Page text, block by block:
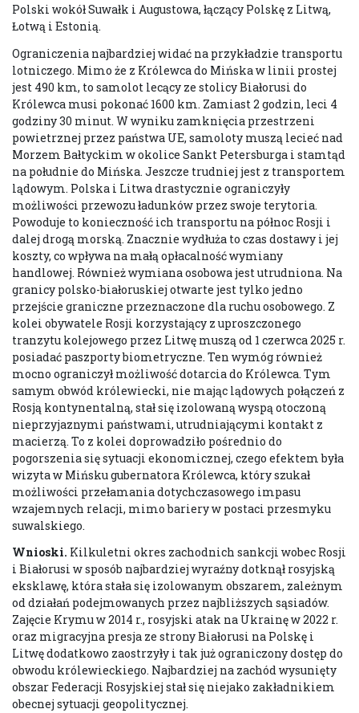
Polski wokół Suwałk i Augustowa, łączący Polskę z Litwą,
Łotwą i Estonią.
Ograniczenia najbardziej widać na przykładzie transportu
lotniczego. Mimo że z Królewca do Mińska w linii prostej
jest 490 km, to samolot lecący ze stolicy Białorusi do
Królewca musi pokonać 1600 km. Zamiast 2 godzin, leci 4
godziny 30 minut. W wyniku zamknięcia przestrzeni
powietrznej przez państwa UE, samoloty muszą lecieć nad
Morzem Bałtyckim w okolice Sankt Petersburga i stamtąd
na południe do Mińska. Jeszcze trudniej jest z transportem
lądowym. Polska i Litwa drastycznie ograniczyły
możliwości przewozu ładunków przez swoje terytoria.
Powoduje to konieczność ich transportu na północ Rosji i
dalej drogą morską. Znacznie wydłuża to czas dostawy i jej
koszty, co wpływa na małą opłacalność wymiany
handlowej. Również wymiana osobowa jest utrudniona. Na
granicy polsko-białoruskiej otwarte jest tylko jedno
przejście graniczne przeznaczone dla ruchu osobowego. Z
kolei obywatele Rosji korzystający z uproszczonego
tranzytu kolejowego przez Litwę muszą od 1 czerwca 2025 r.
posiadać paszporty biometryczne. Ten wymóg również
mocno ograniczył możliwość dotarcia do Królewca. Tym
samym obwód królewiecki, nie mając lądowych połączeń z
Rosją kontynentalną, stał się izolowaną wyspą otoczoną
nieprzyjaznymi państwami, utrudniającymi kontakt z
macierzą. To z kolei doprowadziło pośrednio do
pogorszenia się sytuacji ekonomicznej, czego efektem była
wizyta w Mińsku gubernatora Królewca, który szukał
możliwości przełamania dotychczasowego impasu
wzajemnych relacji, mimo bariery w postaci przesmyku
suwalskiego.
Wnioski. Kilkuletni okres zachodnich sankcji wobec Rosji
i Białorusi w sposób najbardziej wyraźny dotknął rosyjską
eksklawę, która stała się izolowanym obszarem, zależnym
od działań podejmowanych przez najbliższych sąsiadów.
Zajęcie Krymu w 2014 r., rosyjski atak na Ukrainę w 2022 r.
oraz migracyjna presja ze strony Białorusi na Polskę i
Litwę dodatkowo zaostrzyły i tak już ograniczony dostęp do
obwodu królewieckiego. Najbardziej na zachód wysunięty
obszar Federacji Rosyjskiej stał się niejako zakładnikiem
obecnej sytuacji geopolitycznej.